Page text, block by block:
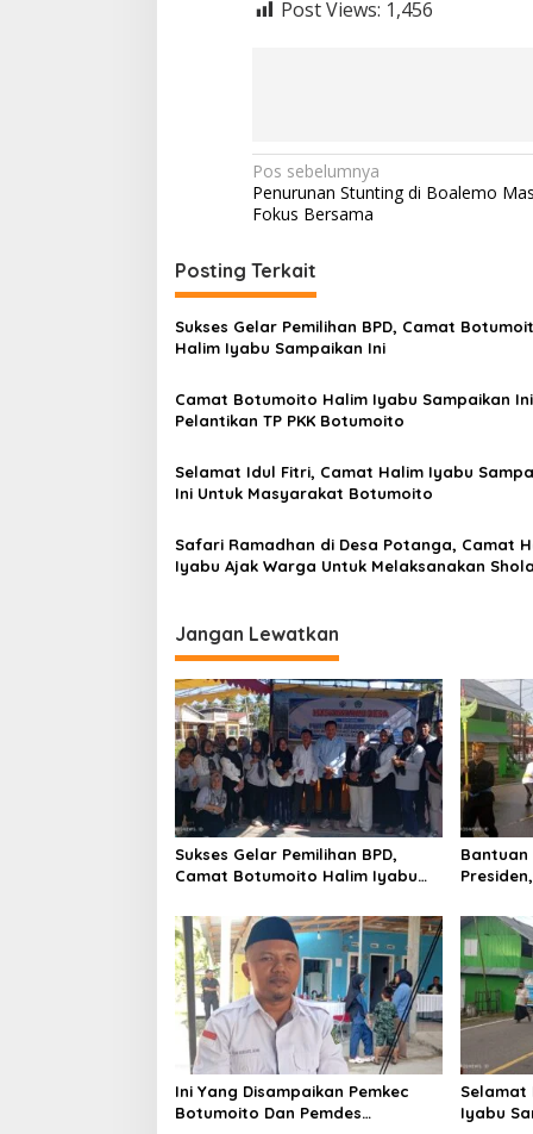
Post Views: 1,456
N
a
i
g
a
i
o
s
Pos sebelumnya
Penurunan Stunting di Boalemo
Fokus Bersama
Posting Terkait
Sukses Gelar Pemilihan BPD, Camat
Halim Iyabu Sampaikan Ini
Camat Botumoito Halim Iyabu Sampaikan
Pelantikan TP PKK Botumoito
Selamat Idul Fitri, Camat Halim Iyabu
Ini Untuk Masyarakat Botumoito
Safari Ramadhan di Desa Potanga, Camat
Iyabu Ajak Warga Untuk Melaksanakan
Jangan Lewatkan
Sukses Gelar Pemilihan BPD,
Camat Botumoito Halim Iyabu
Bantuan
Kasih
Ini Yang Disampaikan Pemkec
Botumoito Dan Pemdes
Selamat
Iyabu